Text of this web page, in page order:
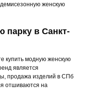
женскую
парку в Санкт-
купить модную женскую
является
продажа изделий в СПб
отшиваются на